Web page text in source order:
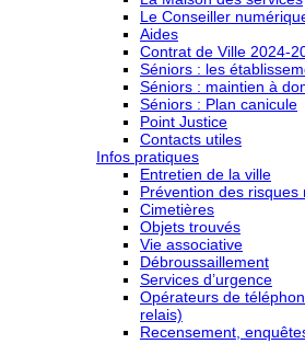
Le Conseiller
Aides
Contrat de Ville 2024-
Séniors : les
Séniors : maintien à
Séniors : Plan canicule
Point Justice
Contacts utiles
Infos pratiques
Entretien de la ville
Prévention des risques
Cimetières
Objets trouvés
Vie associative
Débroussaillement
Services d’urgence
Opérateurs de
relais)
Recensement,